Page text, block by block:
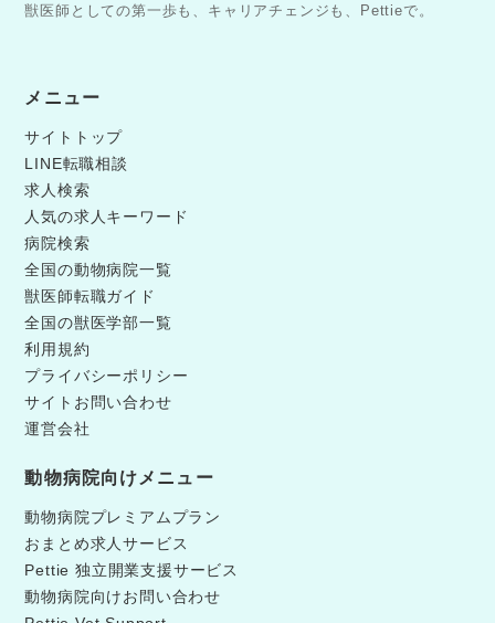
獣医師としての第一歩も、キャリアチェンジも、Pettieで。
メニュー
サイトトップ
LINE転職相談
求人検索
人気の求人キーワード
病院検索
全国の動物病院一覧
獣医師転職ガイド
全国の獣医学部一覧
利用規約
プライバシーポリシー
サイトお問い合わせ
運営会社
動物病院向けメニュー
動物病院プレミアムプラン
おまとめ求人サービス
Pettie 独立開業支援サービス
動物病院向けお問い合わせ